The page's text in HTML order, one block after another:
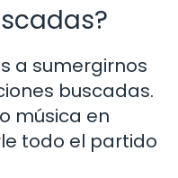
a sumergirnos
buscadas.
música en
todo el partido